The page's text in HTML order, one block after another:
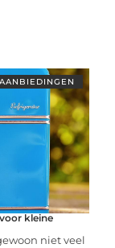
AANBIEDINGEN
kleine
niet veel